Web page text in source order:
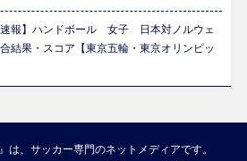
速報】ハンドボール 女子 日本対ノルウェ
結果・スコア【東京五輪・東京オリンピッ
は、サッカー専門のネットメディアです。